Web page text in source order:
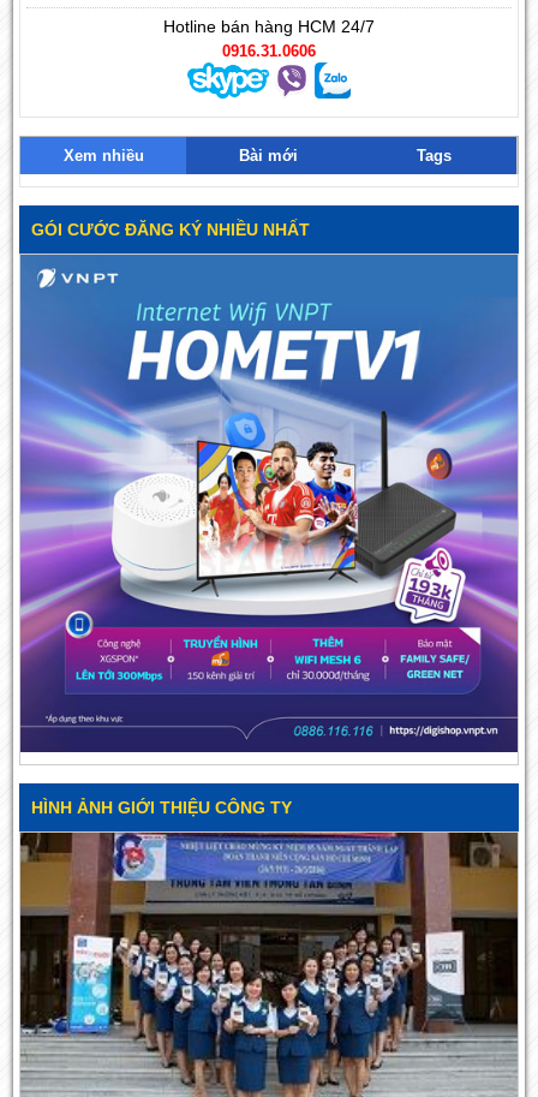
Hotline bán hàng HCM 24/7
0916.31.0606
Xem nhiều Bài mới Tags
GÓI CƯỚC ĐĂNG KÝ NHIỀU NHẤT
HÌNH ẢNH GIỚI THIỆU CÔNG TY